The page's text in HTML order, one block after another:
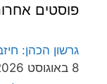
פוסטים
גרשון הכהן:
8 באוגוסט 2026